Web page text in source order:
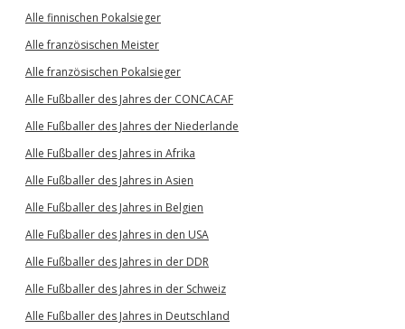
Alle finnischen Pokalsieger
Alle französischen Meister
Alle französischen Pokalsieger
Alle Fußballer des Jahres der CONCACAF
Alle Fußballer des Jahres der Niederlande
Alle Fußballer des Jahres in Afrika
Alle Fußballer des Jahres in Asien
Alle Fußballer des Jahres in Belgien
Alle Fußballer des Jahres in den USA
Alle Fußballer des Jahres in der DDR
Alle Fußballer des Jahres in der Schweiz
Alle Fußballer des Jahres in Deutschland